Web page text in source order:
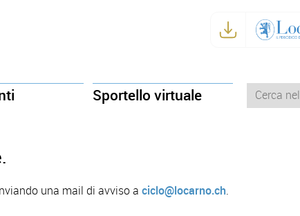
Sportello virtuale
una mail di avviso a ciclo@locarno.ch.